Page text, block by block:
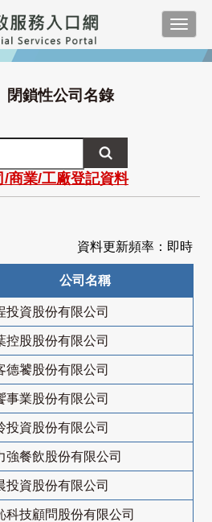
閉鎖性公司名錄
/商業/工廠登記資料
資料更新頻率：即時
公司名稱
投資股份有限公司
控股股份有限公司
德饕股份有限公司
事業股份有限公司
投資股份有限公司
強餐飲股份有限公司
投資股份有限公司
科技顧問股份有限公司